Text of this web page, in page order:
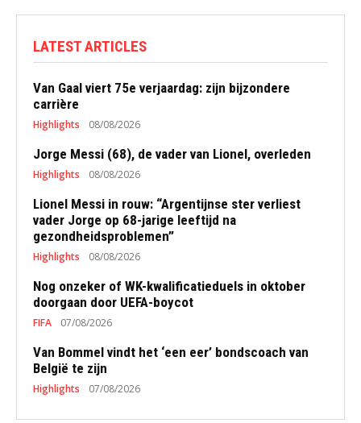
LATEST ARTICLES
Van Gaal viert 75e verjaardag: zijn bijzondere
carrière
Highlights 08/08/2026
Jorge Messi (68), de vader van Lionel, overleden
Highlights 08/08/2026
Lionel Messi in rouw: “Argentijnse ster verliest
vader Jorge op 68-jarige leeftijd na
gezondheidsproblemen”
Highlights 08/08/2026
Nog onzeker of WK-kwalificatieduels in oktober
doorgaan door UEFA-boycot
FIFA 07/08/2026
Van Bommel vindt het ‘een eer’ bondscoach van
België te zijn
Highlights 07/08/2026